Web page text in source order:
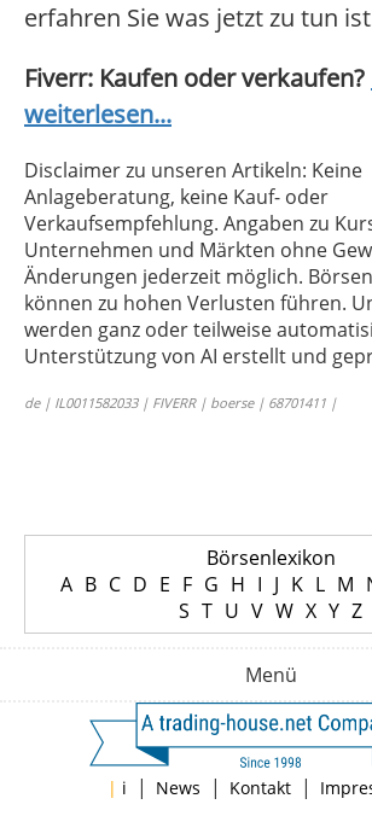
erfahren Sie was jetzt zu tun
Fiverr: Kaufen oder verkaufen?
weiterlesen...
Disclaimer zu unseren Artikeln: Keine
Anlageberatung, keine Kauf- oder
Verkaufsempfehlung. Angaben zu
Unternehmen und Märkten ohne
Änderungen jederzeit möglich.
können zu hohen Verlusten führen.
werden ganz oder teilweise
Unterstützung von AI erstellt und
de | IL0011582033 | FIVERR | boerse | 68701411 |
Börsenlexikon
A B C D E F G H I J K L M
S T U V W X Y Z
Menü
| i | News | Kontakt |